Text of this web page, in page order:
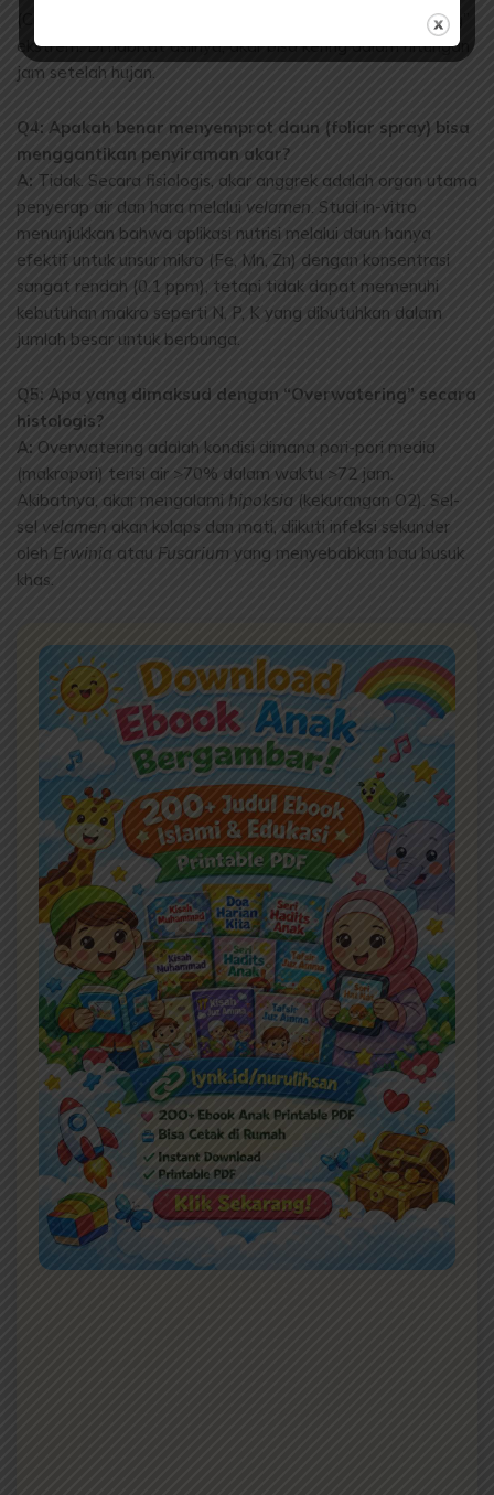
(Cattleya, Dendrobium) membutuhkan siklus “basah-kering”
ekstrem. Di habitat aslinya, akar bisa kering dalam hitungan
jam setelah hujan.
Q4: Apakah benar menyemprot daun (foliar spray) bisa
menggantikan penyiraman akar?
A: Tidak. Secara fisiologis, akar anggrek adalah organ utama
penyerap air dan hara melalui velamen. Studi in-vitro
menunjukkan bahwa aplikasi nutrisi melalui daun hanya
efektif untuk unsur mikro (Fe, Mn, Zn) dengan konsentrasi
sangat rendah (0.1 ppm), tetapi tidak dapat memenuhi
kebutuhan makro seperti N, P, K yang dibutuhkan dalam
jumlah besar untuk berbunga.
Q5: Apa yang dimaksud dengan “Overwatering” secara
histologis?
A: Overwatering adalah kondisi dimana pori-pori media
(makropori) terisi air >70% dalam waktu >72 jam.
Akibatnya, akar mengalami hipoksia (kekurangan O2). Sel-
sel velamen akan kolaps dan mati, diikuti infeksi sekunder
oleh Erwinia atau Fusarium yang menyebabkan bau busuk
khas.